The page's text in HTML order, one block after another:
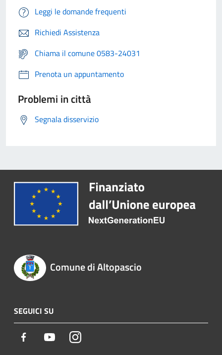
Leggi le domande frequenti
Richiedi Assistenza
Chiama il comune 0583-24031
Prenota un appuntamento
Problemi in città
Segnala disservizio
Comune di Altopascio
SEGUICI SU
Facebook YoutubeInstagram